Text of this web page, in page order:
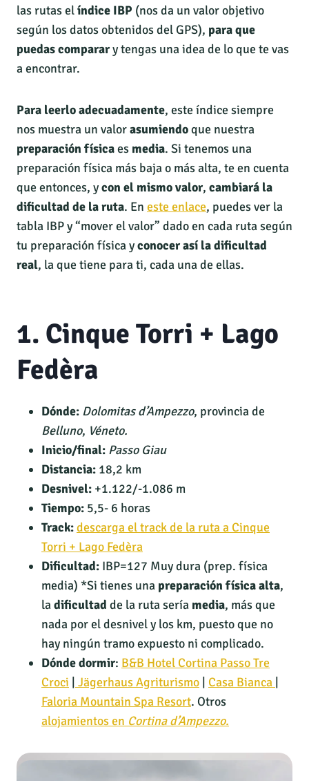
las rutas elíndice IBP (nos da un valor objetivo
según los datos obtenidos del GPS), para que
puedas comparary tengas una idea de lo que te vas
a encontrar.
Para leerlo adecuadamente, este índice siempre
nos muestra un valorasumiendoque nuestra
preparación físicaes media. Si tenemos una
preparación física más baja o más alta, te en cuenta
que entonces, ycon el mismo valor, cambiará la
dificultad de la ruta. En este enlace, puedes ver la
tabla IBP y “mover el valor” dado en cada ruta según
tu preparación física yconocer así la dificultad
real, la que tiene para ti, cada una de ellas.
1. Cinque Torri + Lago
Fedèra
Dónde: Dolomitas d’Ampezzo, provincia de
Belluno, Véneto.
Inicio/final: Passo Giau
Distancia: 18,2 km
Desnivel: +1.122/-1.086 m
Tiempo: 5,5- 6 horas
Track:descarga el track de la ruta a Cinque
Torri + Lago Fedèra
Dificultad: IBP=127 Muy dura (prep. física
media) *Si tienes una preparación física alta,
ladificultad de la ruta sería media, más que
nada por el desnivel y los km, puesto que no
hay ningún tramo expuesto ni complicado.
Dónde dormir: B&B Hotel Cortina Passo Tre
Croci
Jägerhaus Agriturismo Casa Bianca
Faloria Mountain Spa Resort. Otros
alojamientos en Cortina d’Ampezzo.